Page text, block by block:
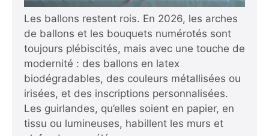
Les ballons restent rois. En 2026, les arches
de ballons et les bouquets numérotés sont
toujours plébiscités, mais avec une touche de
modernité : des ballons en latex
biodégradables, des couleurs métallisées ou
irisées, et des inscriptions personnalisées.
Les guirlandes, qu’elles soient en papier, en
tissu ou lumineuses, habillent les murs et